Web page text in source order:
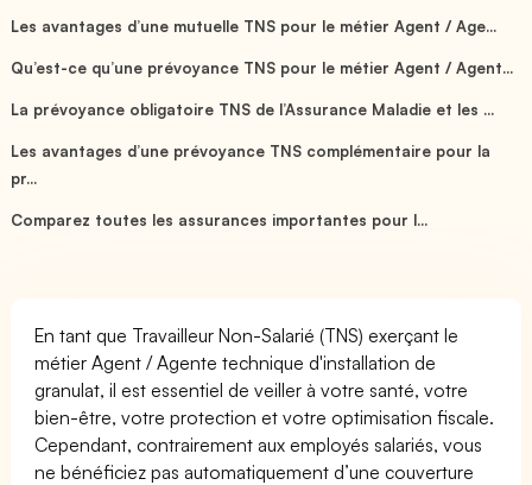
Les avantages d’une mutuelle TNS pour le métier Agent / Age...
Qu’est-ce qu’une prévoyance TNS pour le métier Agent / Agent...
La prévoyance obligatoire TNS de l’Assurance Maladie et les ...
Les avantages d’une prévoyance TNS complémentaire pour la
pr...
Comparez toutes les assurances importantes pour l...
En tant que Travailleur Non-Salarié (TNS) exerçant le
métier Agent / Agente technique d'installation de
granulat, il est essentiel de veiller à votre santé, votre
bien-être, votre protection et votre optimisation fiscale.
Cependant, contrairement aux employés salariés, vous
ne bénéficiez pas automatiquement d’une couverture